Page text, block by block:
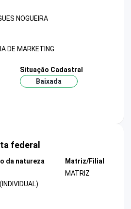
NOGUEIRA
DE MARKETING
Situação Cadastral
Baixada
federal
da natureza
Matriz/Filial
MATRIZ